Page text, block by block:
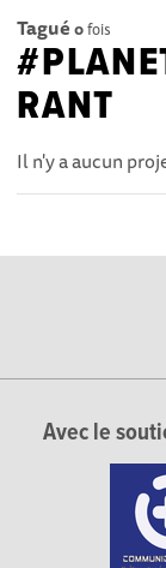
Tagué 0fois
RANT
Il n'y a aucun
Avec le